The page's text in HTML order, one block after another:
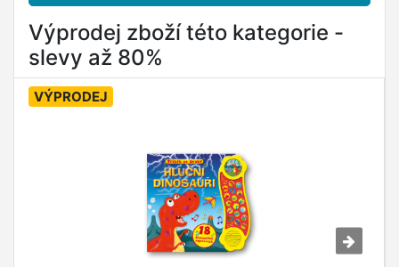
Výprodej zboží této kategorie -
slevy až 80%
VÝPRODEJ